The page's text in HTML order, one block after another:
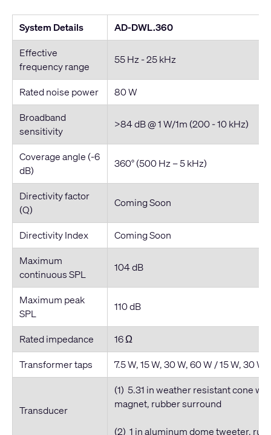
System Details
AD-DWL.360
Effective
frequency range
55 Hz - 25 kHz
Rated noise power
80 W
Broadband
sensitivity
>84 dB @ 1 W/1m (200 - 10 kHz)
Coverage angle (-6
dB)
360° (500 Hz – 5 kHz)
Directivity factor
(Q)
Coming Soon
Directivity Index
Coming Soon
Maximum
continuous SPL
104 dB
Maximum peak
SPL
110 dB
Rated impedance
16 Ω
Transformer taps
7.5 W, 15 W, 30 W, 60 W / 15 W, 30
Transducer
(1) 5.31 in weather resistant cone
magnet, rubber surround
(2) 1 in aluminum dome tweeter,